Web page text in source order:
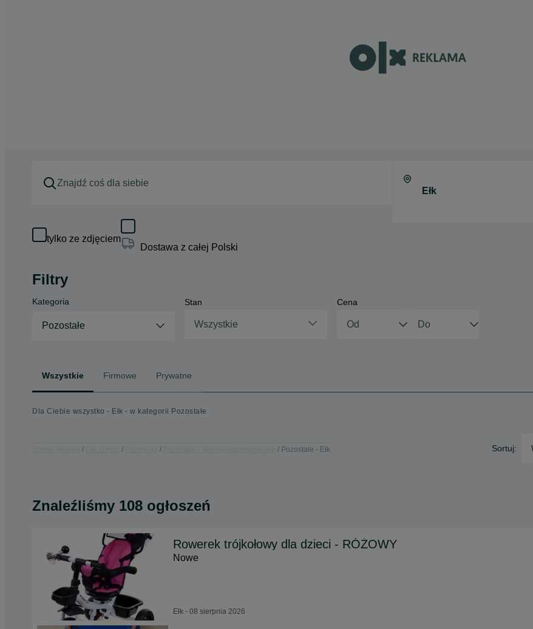
tylko ze zdjęciem
Dostawa z całej Polski
Filtry
Kategoria
Pozostałe
Stan
Wszystkie
Cena
Wszystkie Firmowe Prywatne
Dla Ciebie wszystko - Ełk - w kategorii Pozostałe
Pozostałe - Ełk Sortuj:
Znaleźliśmy 108 ogłoszeń
Rowerek trójkołowy dla dzieci - RÓŻOWY
Nowe
Ełk - 08 sierpnia 2026